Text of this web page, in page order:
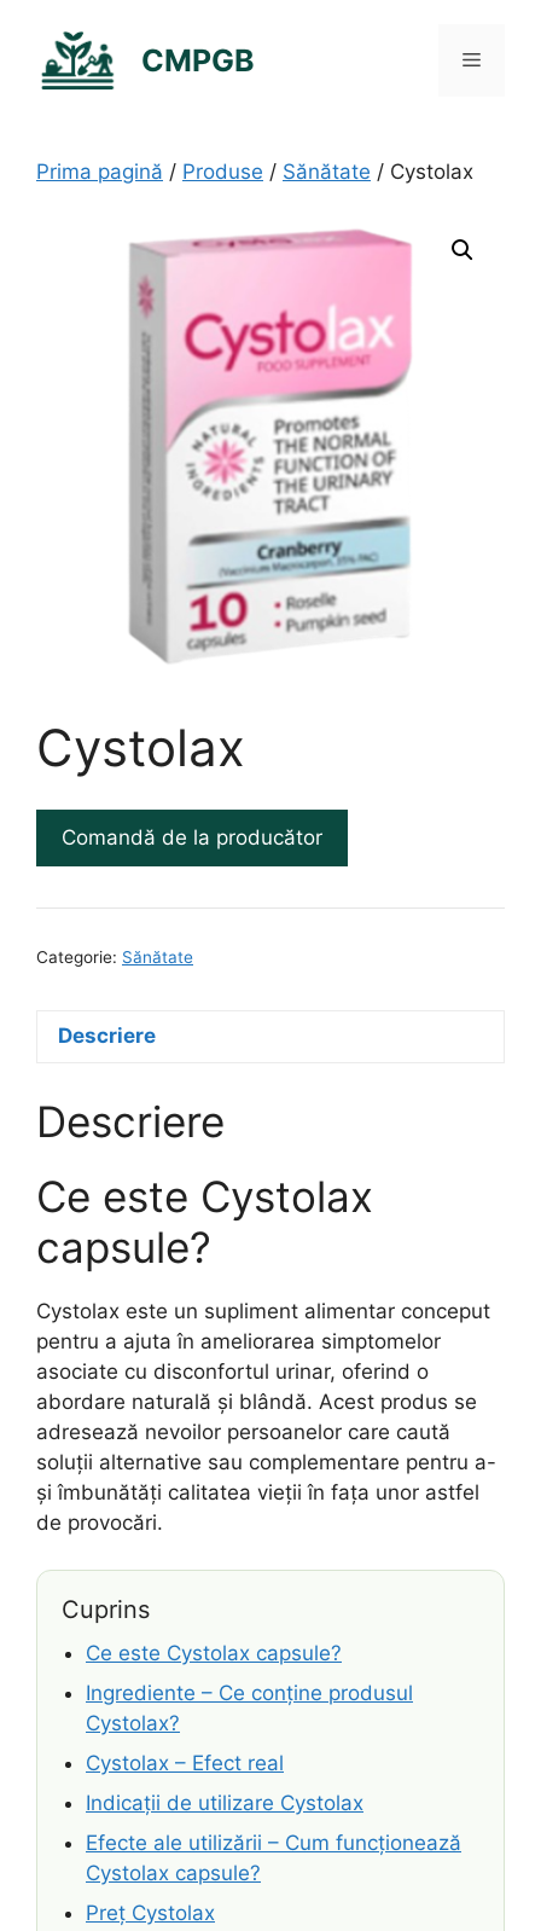
conținut
CMPGB Meniu
Prima pagină / Produse / Sănătate / Cystolax
Cystolax
Comandă de la producător
Categorie: Sănătate
Descriere
Descriere
Ce este Cystolax
capsule?
Cystolax este un supliment alimentar conceput
pentru a ajuta în ameliorarea simptomelor
asociate cu disconfortul urinar, oferind o
abordare naturală și blândă. Acest produs se
adresează nevoilor persoanelor care caută
soluții alternative sau complementare pentru a-
și îmbunătăți calitatea vieții în fața unor astfel
de provocări.
Cuprins
Ce este Cystolax capsule?
Ingrediente – Ce conține produsul
Cystolax?
Cystolax – Efect real
Indicații de utilizare Cystolax
Efecte ale utilizării – Cum funcționează
Cystolax capsule?
Preț Cystolax